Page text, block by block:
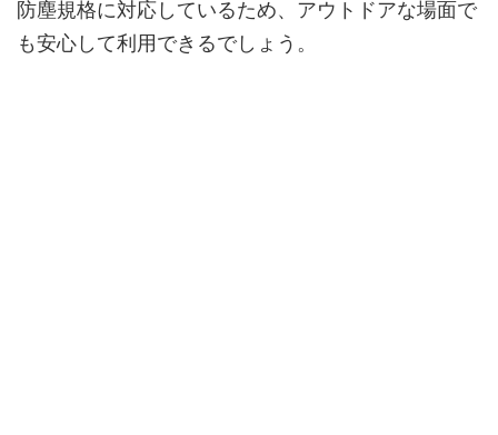
防塵規格に対応しているため、アウトドアな場面で
も安心して利用できるでしょう。